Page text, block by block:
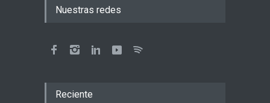
Nuestras redes
Reciente